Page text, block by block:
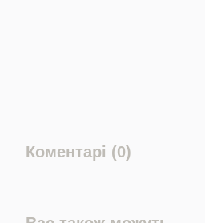
Коментарі (0)